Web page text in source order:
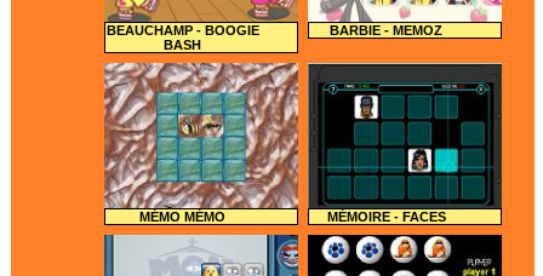
BEAUCHAMP - BOOGIE
BASH
BARBIE - MEMOZ
MÉMO MÉMO MÉMOIRE - FACES